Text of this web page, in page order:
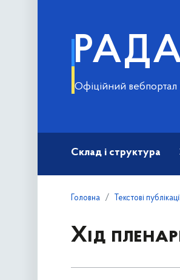
Офіційний
Склад і структура
Головна Текстові
Хід